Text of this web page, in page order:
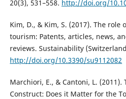
20(3), 531–558. http://doi.org/
Kim, D., & Kim, S. (2017). The
tourism: Patents, articles, news,
reviews. Sustainability
http://doi.org/10.3390/su9112082
Marchiori, E., & Cantoni, L.
Construct: Does it Matter for the